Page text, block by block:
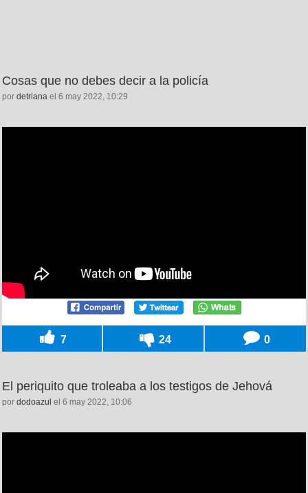
Cosas que no debes decir a la policía
por detriana el 6 may 2022, 10:29
7 24 0
El periquito que troleaba a los testigos de Jehová
por dodoazul el 6 may 2022, 10:06